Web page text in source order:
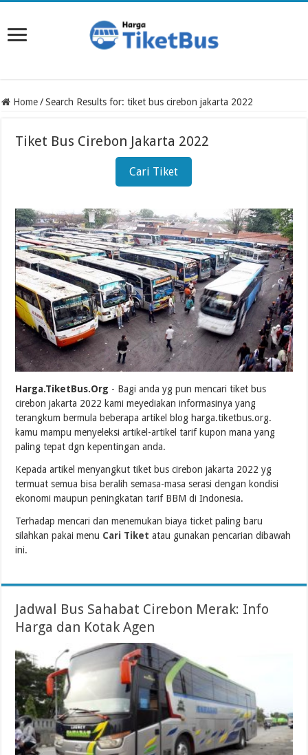
Home / Search Results for: tiket bus cirebon jakarta 2022
Tiket Bus Cirebon Jakarta 2022
Cari Tiket
Harga.TiketBus.Org - Bagi anda yg pun mencari tiket bus
cirebon jakarta 2022 kami meyediakan informasinya yang
terangkum bermula beberapa artikel blog harga.tiketbus.org.
kamu mampu menyeleksi artikel-artikel tarif kupon mana yang
paling tepat dgn kepentingan anda.
Kepada artikel menyangkut tiket bus cirebon jakarta 2022 yg
termuat semua bisa beralih semasa-masa serasi dengan kondisi
ekonomi maupun peningkatan tarif BBM di Indonesia.
Terhadap mencari dan menemukan biaya ticket paling baru
silahkan pakai menu Cari Tiket atau gunakan pencarian dibawah
ini.
Jadwal Bus Sahabat Cirebon Merak: Info
Harga dan Kotak Agen